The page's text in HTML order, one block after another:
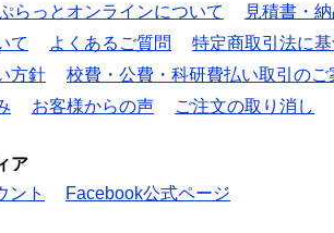
らっとオンラインについて
見積書・
て
よくあるご質問
特定商取引法に
方針
校費・公費・科研費払い取引のご
お客様からの声 ご注文の取り消し
ア
ント
Facebook公式ページ